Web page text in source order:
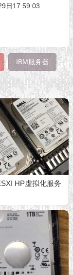
日17:59:03
IBM服务器
HP虚拟化服务